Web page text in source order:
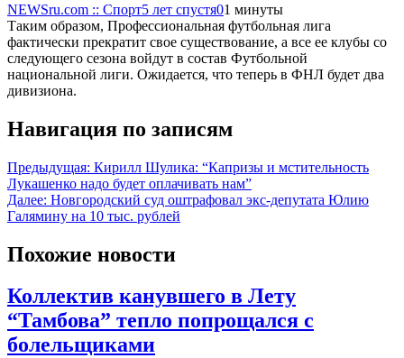
NEWSru.com :: Спорт5 лет спустя01 минуты
Таким образом, Профессиональная футбольная лига
фактически прекратит свое существование, а все ее клубы со
следующего сезона войдут в состав Футбольной
национальной лиги. Ожидается, что теперь в ФНЛ будет два
дивизиона.
Навигация по записям
Предыдущая: Кирилл Шулика: “Капризы и мстительность
Лукашенко надо будет оплачивать нам”
Далее: Новгородский суд оштрафовал экс-депутата Юлию
Галямину на 10 тыс. рублей
Похожие новости
Коллектив канувшего в Лету
“Тамбова” тепло попрощался с
болельщиками